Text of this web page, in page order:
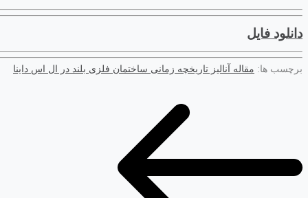
دانلود فایل
برچسب ها: مقاله آنالیز تاریخچه زمانی ساختمان فلزی بلند در ال اس داینا